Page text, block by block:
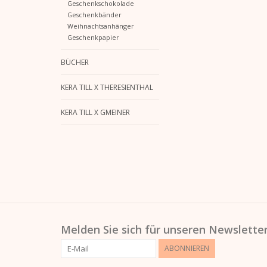
Geschenkschokolade
Geschenkbänder
Weihnachtsanhänger
Geschenkpapier
BÜCHER
KERA TILL X THERESIENTHAL
KERA TILL X GMEINER
Melden Sie sich für unseren
ABONNIEREN